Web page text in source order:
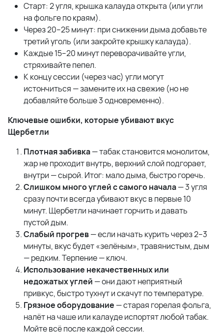
Старт: 2 угля, крышка калауда открыта (или угли
на фольге по краям).
Через 20–25 минут: при снижении дыма добавьте
третий уголь (или закройте крышку калауда).
Каждые 15–20 минут переворачивайте угли,
стряхивайте пепел.
К концу сессии (через час) угли могут
истончиться — замените их на свежие (но не
добавляйте больше 3 одновременно).
Ключевые ошибки, которые убивают вкус
Щербетли
Плотная забивка— табак становится монолитом,
жар не проходит внутрь, верхний слой подгорает,
внутри — сырой. Итог: мало дыма, быстро горечь.
Слишком много углей с самого начала— 3 угля
сразу почти всегда убивают вкус в первые 10
минут. Щербетли начинает горчить и давать
пустой дым.
Слабый прогрев— если начать курить через 2–3
минуты, вкус будет «зелёным», травянистым, дым
— редким. Терпение — ключ.
Использование некачественных или
недожатых углей — они дают неприятный
привкус, быстро тухнут и скачут по температуре.
Грязное оборудование — старая горелая фольга,
налёт на чаше или калауде испортят любой табак.
Мойте всё после каждой сессии.